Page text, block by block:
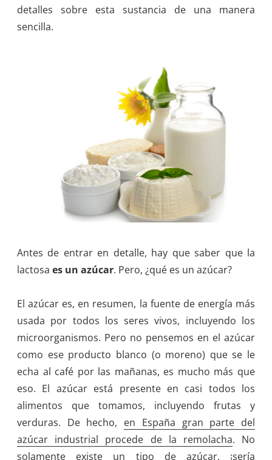
detalles sobre esta sustancia de una manera
sencilla.
Antes de entrar en detalle, hay que saber que la
lactosa es un azúcar. Pero, ¿qué es un azúcar?
El azúcar es, en resumen, la fuente de energía más
usada por todos los seres vivos, incluyendo los
microorganismos. Pero no pensemos en el azúcar
como ese producto blanco (o moreno) que se le
echa al café por las mañanas, es mucho más que
eso. El azúcar está presente en casi todos los
alimentos que tomamos, incluyendo frutas y
verduras. De hecho, en España gran parte del
azúcar industrial procede de la remolacha. No
solamente existe un tipo de azúcar, ¡sería